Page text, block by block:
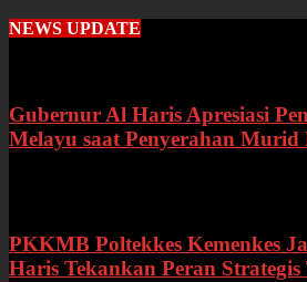
NEWS UPDATE
Gubernur Al Haris Apresiasi
Melayu saat Penyerahan Murid
PKKMB Poltekkes Kemenkes
Haris Tekankan Peran Strategis